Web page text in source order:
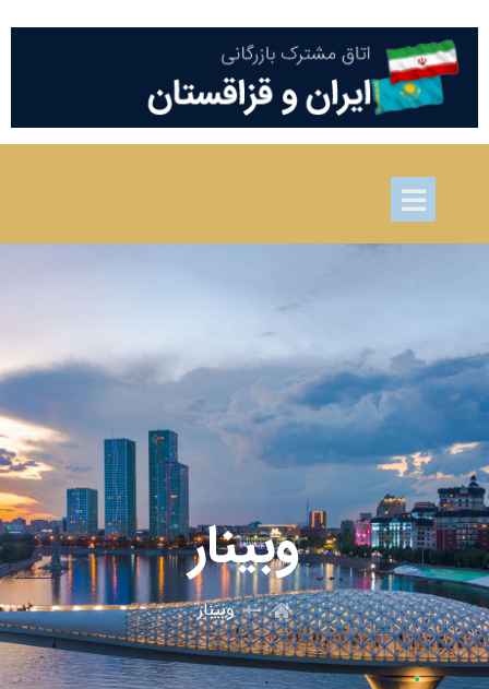
وبینار
وبینار